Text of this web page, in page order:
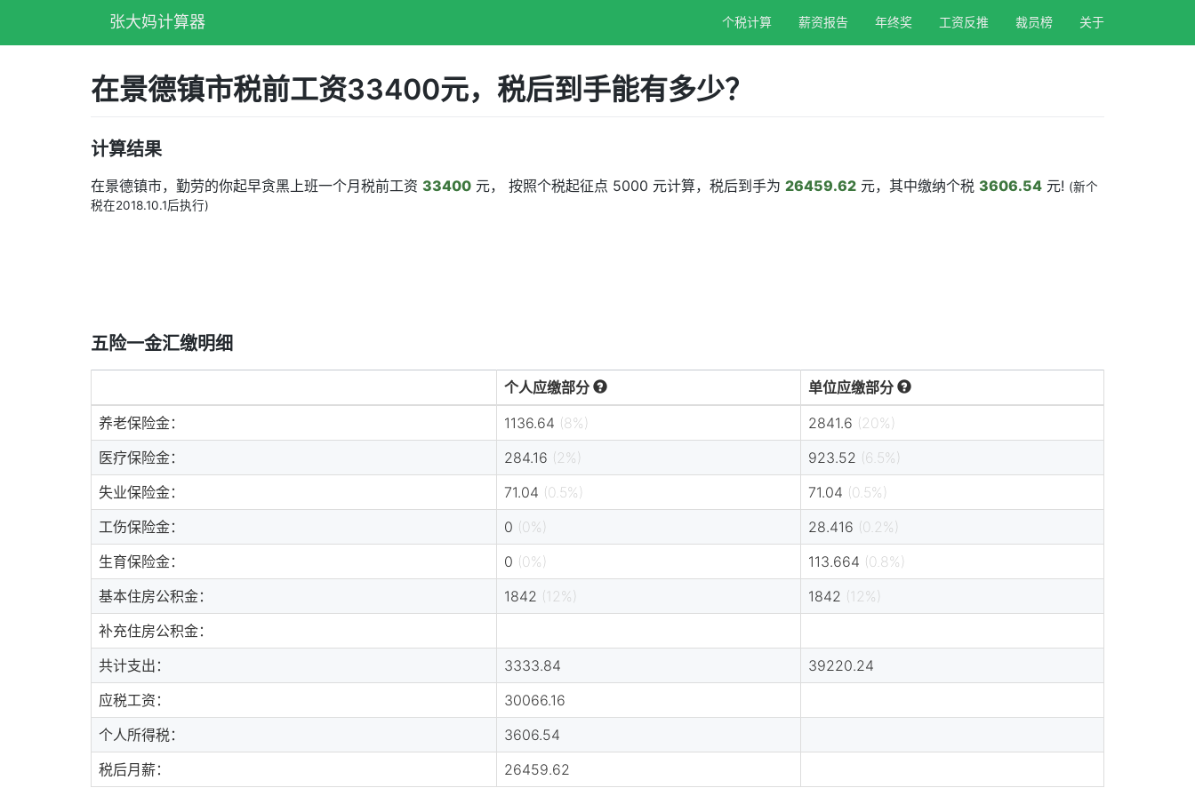
张大妈计算器 个税计算 薪资报告 年终奖 工资反推 裁员榜 关于
在景德镇市税前工资33400元，税后到手能有多少？
计算结果
在景德镇市，勤劳的你起早贪黑上班一个月税前工资 33400 元， 按照个税起征点 5000 元计算，税后到手为 26459.62 元，其中缴纳个税 3606.54 元! (新个
税在2018.10.1后执行)
五险一金汇缴明细
个人应缴部分
单位应缴部分
养老保险金：
1136.64 (8%) 2841.6 (20%)
医疗保险金：
284.16 (2%) 923.52 (6.5%)
失业保险金：
71.04 (0.5%) 71.04 (0.5%)
工伤保险金：
0 (0%) 28.416 (0.2%)
生育保险金：
0 (0%) 113.664 (0.8%)
基本住房公积金：
1842 (12%) 1842 (12%)
补充住房公积金：
共计支出：
3333.84
39220.24
应税工资：
30066.16
个人所得税：
3606.54
税后月薪：
26459.62